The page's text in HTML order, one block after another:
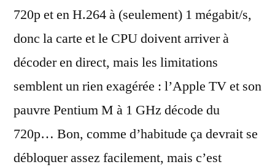
720p et en H.264 à (seulement) 1 mégabit/s,
donc la carte et le CPU doivent arriver à
décoder en direct, mais les limitations
semblent un rien exagérée : l’Apple TV et son
pauvre Pentium M à 1 GHz décode du
720p… Bon, comme d’habitude ça devrait se
débloquer assez facilement, mais c’est